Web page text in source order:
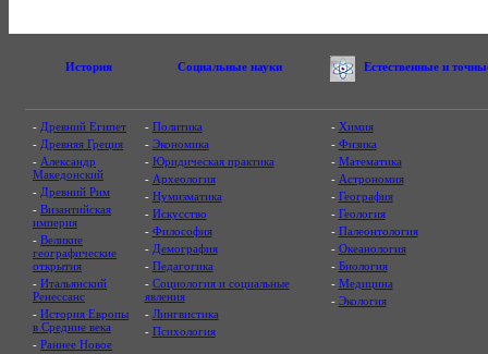
История Социальные науки Естественные и
- Древний Египет
- Древняя Греция
- Александр
Македонский
- Древний Рим
- Византийская
империя
- Великие
географические
открытия
- Итальянский
Ренессанс
- История Европы
в Средние века
- Раннее Новое
- Политика
- Экономика
- Юридическая практика
- Археология
- Нумизматика
- Искусство
- Философия
- Демография
- Педагогика
- Социология и социальные
явления
- Лингвистика
- Психология
- Химия
- Физика
- Математика
- Астрономия
- География
- Геология
- Палеонтология
- Океанология
- Биология
- Медицина
- Экология